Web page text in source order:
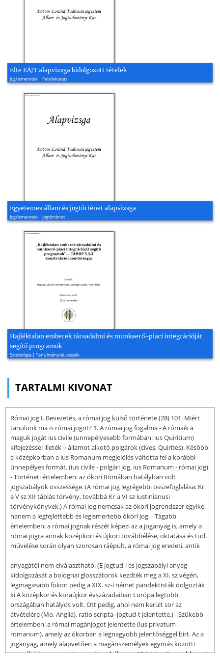
Elte EÁJT alapvizsga kidolgozott tételek
Jogi ismeretek | Felsőoktatás
Egyetemes állam és jogtörténet alapvizsga
Jogi ismeretek | Jogtörténet
Hajléktalan emberek társadalmi és munkaerő-piaci integrációját
segítő programok
Szociológia | Tanulmányok, esszék
TARTALMI KIVONAT
Római jog I. Bevezetés, a római jog külső története (28) 101. Miért
tanulunk ma is római jogot? 1. A római jog fogalma - A rómaik a
maguk jogát ius civile (ünnepélyesebb formában: ius Quiritium)
kifejezéssel illeték = államot alkotó polgárok (cives, Quirites). Később
a középkorban a ius Romanum megjelölés váltotta fel a korábbi
ünnepélyes formát. (ius civile - polgári jog, ius Romanum - római jog)
- Történeti értelemben: az ókori Rómában hatályban volt
jogszabályok összessége. (A római jog legrégebbi összefoglalása: Kr.
e V sz XII táblás törvény, továbbá Kr u VI sz iustinianusi
törvénykönyvek.) A római jog nemcsak az ókori jogrendszer egyike,
hanem a legfejlettebb és legismertebb ókori jog. - Tágabb
értelemben: a római jognak részét képezi az a joganyag is, amely a
római jogra annak középkori és újkori továbbélése, oktatása és tud.
művelése során olyan szorosan ráépült, a római jog eredeti, antik
anyagától nem elválasztható. (E jogtud-i és jogszabályi anyag
kidolgozását a bolognai glosszátorok kezdték meg a XI. sz végén,
legmagasabb fokon pedig a XIX. sz-i német pandektisták dolgozták
ki A középkor és koraújkor évszázadaiban Európa legtöbb
országában hatályos volt. Ott pedig, ahol nem került sor az
átvételére (Mo, Anglia), ratio scripta=jogtud-t jelentette.) - Szűkebb
értelemben: a római magánjogot jelentette (ius privatum
romanum), amely az ókorban a legnagyobb jelentőséggel bírt. Az a
joganyag, amely alapvetően a magánszemélyek egymás közötti
személyi és vagyoni viszonyait szabályozza. (A közjog (ius publicum)